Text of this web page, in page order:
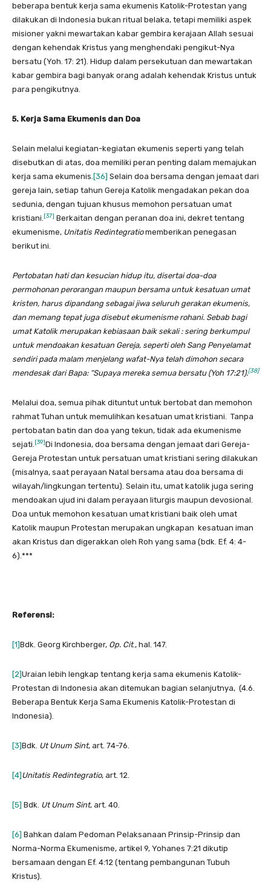
beberapa bentuk kerja sama ekumenis Katolik-Protestan yang
dilakukan di Indonesia bukan ritual belaka, tetapi memiliki aspek
misioner yakni mewartakan kabar gembira kerajaan Allah sesuai
dengan kehendak Kristus yang menghendaki pengikut-Nya
bersatu (Yoh. 17: 21). Hidup dalam persekutuan dan mewartakan
kabar gembira bagi banyak orang adalah kehendak Kristus untuk
para pengikutnya.
5. Kerja Sama Ekumenis dan Doa
Selain melalui kegiatan-kegiatan ekumenis seperti yang telah
disebutkan di atas, doa memiliki peran penting dalam memajukan
kerja sama ekumenis. [36] Selain doa bersama dengan jemaat dari
gereja lain, setiap tahun Gereja Katolik mengadakan pekan doa
sedunia, dengan tujuan khusus memohon persatuan umat
kristiani. [37] Berkaitan dengan peranan doa ini, dekret tentang
ekumenisme, Unitatis Redintegratiomemberikan penegasan
berikut ini.
Pertobatan hati dan kesucian hidup itu, disertai doa-doa
permohonan perorangan maupun bersama untuk kesatuan umat
kristen, harus dipandang sebagai jiwa seluruh gerakan ekumenis,
dan memang tepat juga disebut ekumenisme rohani. Sebab bagi
umat Katolik merupakan kebiasaan baik sekali : sering berkumpul
untuk mendoakan kesatuan Gereja, seperti oleh Sang Penyelamat
sendiri pada malam menjelang wafat-Nya telah dimohon secara
mendesak dari Bapa: “Supaya mereka semua bersatu (Yoh 17:21).[38]
Melalui doa, semua pihak dituntut untuk bertobat dan memohon
rahmat Tuhan untuk memulihkan kesatuan umat kristiani. Tanpa
pertobatan batin dan doa yang tekun, tidak ada ekumenisme
sejati. [39]Di Indonesia, doa bersama dengan jemaat dari Gereja-
Gereja Protestan untuk persatuan umat kristiani sering dilakukan
(misalnya, saat perayaan Natal bersama atau doa bersama di
wilayah/lingkungan tertentu). Selain itu, umat katolik juga sering
mendoakan ujud ini dalam perayaan liturgis maupun devosional.
Doa untuk memohon kesatuan umat kristiani baik oleh umat
Katolik maupun Protestan merupakan ungkapan kesatuan iman
akan Kristus dan digerakkan oleh Roh yang sama (bdk. Ef. 4: 4-
6).***
Referensi:
[1]Bdk. Georg Kirchberger, Op. Cit., hal. 147.
[2]Uraian lebih lengkap tentang kerja sama ekumenis Katolik-
Protestan di Indonesia akan ditemukan bagian selanjutnya, (4.6.
Beberapa Bentuk Kerja Sama Ekumenis Katolik-Protestan di
Indonesia).
[3]Bdk. Ut Unum Sint, art. 74-76.
[4]Unitatis Redintegratio, art. 12.
[5] Bdk. Ut Unum Sint, art. 40.
[6] Bahkan dalam Pedoman Pelaksanaan Prinsip-Prinsip dan
Norma-Norma Ekumenisme, artikel 9, Yohanes 7:21 dikutip
bersamaan dengan Ef. 4:12 (tentang pembangunan Tubuh
Kristus).